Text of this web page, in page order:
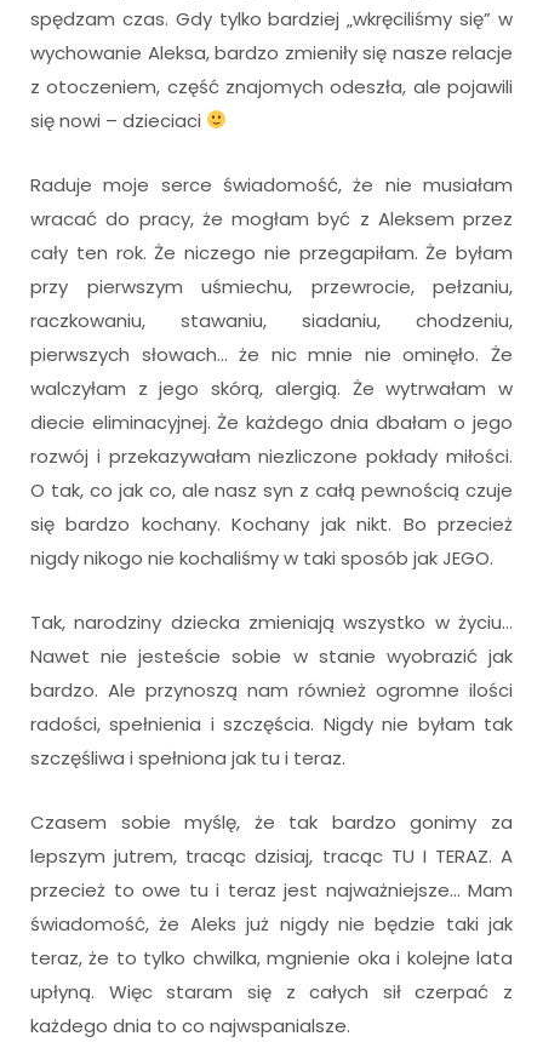
spędzam czas. Gdy tylko bardziej „wkręciliśmy się” w
wychowanie Aleksa, bardzo zmieniły się nasze relacje
z otoczeniem, część znajomych odeszła, ale pojawili
się nowi – dzieciaci
Raduje moje serce świadomość, że nie musiałam
wracać do pracy, że mogłam być z Aleksem przez
cały ten rok. Że niczego nie przegapiłam. Że byłam
przy pierwszym uśmiechu, przewrocie, pełzaniu,
raczkowaniu, stawaniu, siadaniu, chodzeniu,
pierwszych słowach… że nic mnie nie ominęło. Że
walczyłam z jego skórą, alergią. Że wytrwałam w
diecie eliminacyjnej. Że każdego dnia dbałam o jego
rozwój i przekazywałam niezliczone pokłady miłości.
O tak, co jak co, ale nasz syn z całą pewnością czuje
się bardzo kochany. Kochany jak nikt. Bo przecież
nigdy nikogo nie kochaliśmy w taki sposób jak JEGO.
Tak, narodziny dziecka zmieniają wszystko w życiu…
Nawet nie jesteście sobie w stanie wyobrazić jak
bardzo. Ale przynoszą nam również ogromne ilości
radości, spełnienia i szczęścia. Nigdy nie byłam tak
szczęśliwa i spełniona jak tu i teraz.
Czasem sobie myślę, że tak bardzo gonimy za
lepszym jutrem, tracąc dzisiaj, tracąc TU I TERAZ. A
przecież to owe tu i teraz jest najważniejsze… Mam
świadomość, że Aleks już nigdy nie będzie taki jak
teraz, że to tylko chwilka, mgnienie oka i kolejne lata
upłyną. Więc staram się z całych sił czerpać z
każdego dnia to co najwspanialsze.